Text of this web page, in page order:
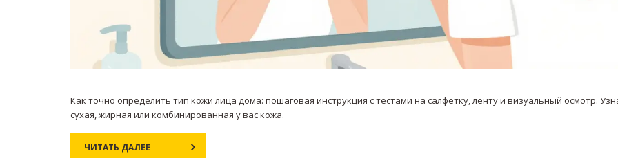
Как точно определить тип кожи лица дома: пошаговая инструкция с тестами на салфетку, ленту и визуальный осмотр.
сухая, жирная или комбинированная у вас кожа.
ЧИТАТЬ ДАЛЕЕ